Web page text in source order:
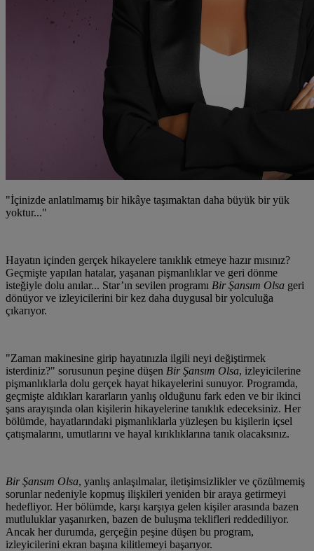
"İçinizde anlatılmamış bir hikâye taşımaktan daha büyük bir yük
yoktur..."
Hayatın içinden gerçek hikayelere tanıklık etmeye hazır mısınız?
Geçmişte yapılan hatalar, yaşanan pişmanlıklar ve geri dönme
isteğiyle dolu anılar... Star’ın sevilen programı Bir Şansım Olsa geri
dönüyor ve izleyicilerini bir kez daha duygusal bir yolculuğa
çıkarıyor.
"Zaman makinesine girip hayatınızla ilgili neyi değiştirmek
isterdiniz?" sorusunun peşine düşen Bir Şansım Olsa, izleyicilerine
pişmanlıklarla dolu gerçek hayat hikayelerini sunuyor. Programda,
geçmişte aldıkları kararların yanlış olduğunu fark eden ve bir ikinci
şans arayışında olan kişilerin hikayelerine tanıklık edeceksiniz. Her
bölümde, hayatlarındaki pişmanlıklarla yüzleşen bu kişilerin içsel
çatışmalarını, umutlarını ve hayal kırıklıklarına tanık olacaksınız.
Bir Şansım Olsa, yanlış anlaşılmalar, iletişimsizlikler ve çözülmemiş
sorunlar nedeniyle kopmuş ilişkileri yeniden bir araya getirmeyi
hedefliyor. Her bölümde, karşı karşıya gelen kişiler arasında bazen
mutluluklar yaşanırken, bazen de buluşma teklifleri reddediliyor.
Ancak her durumda, gerçeğin peşine düşen bu program,
izleyicilerini ekran başına kilitlemeyi başarıyor.